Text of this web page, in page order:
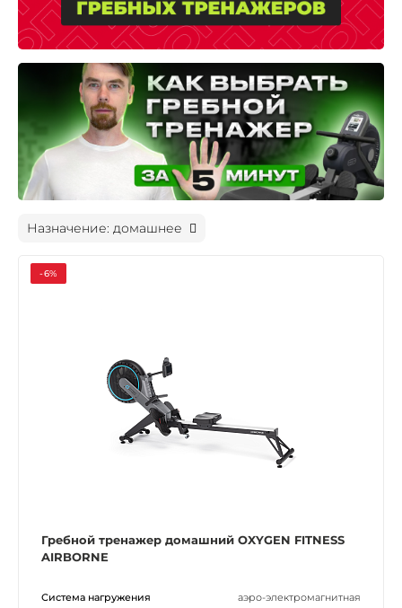
Назначение: домашнее
-6%
Гребной тренажер домашний OXYGEN FITNESS
AIRBORNE
Система нагружения
аэро-электромагнитная